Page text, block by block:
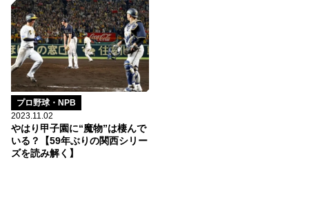
プロ野球・NPB
2023.11.02
やはり甲子園に“魔物”は棲んで
いる？【59年ぶりの関西シリー
ズを読み解く】